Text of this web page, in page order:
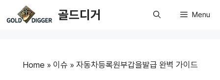
to
골드디거 Menu
Home » 이슈 » 자동차등록원부갑을발급 완벽 가이드